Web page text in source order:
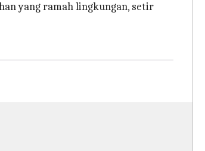
yang ramah lingkungan, setir